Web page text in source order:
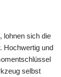
lohnen sich die
Hochwertig und
selbst